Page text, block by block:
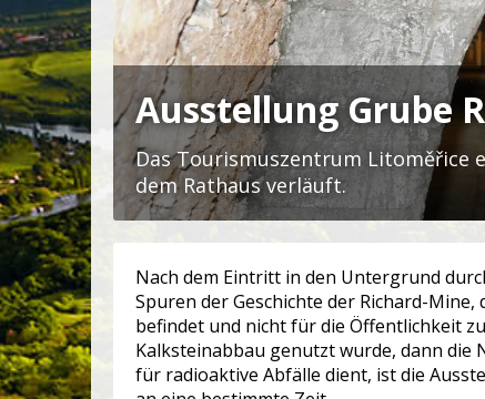
Ausstellung Grube
Das Tourismuszentrum Litoměřice
dem Rathaus verläuft.
Nach dem Eintritt in den Untergrund
Spuren der Geschichte der Richard-
befindet und nicht für die Öffentlichkeit
Kalksteinabbau genutzt wurde, dann die
für radioaktive Abfälle dient, ist die